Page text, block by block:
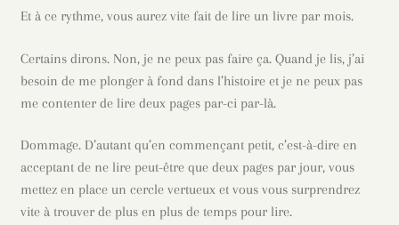
Et à ce rythme, vous aurez vite fait de lire un livre par mois.
Certains dirons. Non, je ne peux pas faire ça. Quand je lis, j’ai
besoin de me plonger à fond dans l’histoire et je ne peux pas
me contenter de lire deux pages par-ci par-là.
Dommage. D’autant qu’en commençant petit, c’est-à-dire en
acceptant de ne lire peut-être que deux pages par jour, vous
mettez en place un cercle vertueux et vous vous surprendrez
vite à trouver de plus en plus de temps pour lire.